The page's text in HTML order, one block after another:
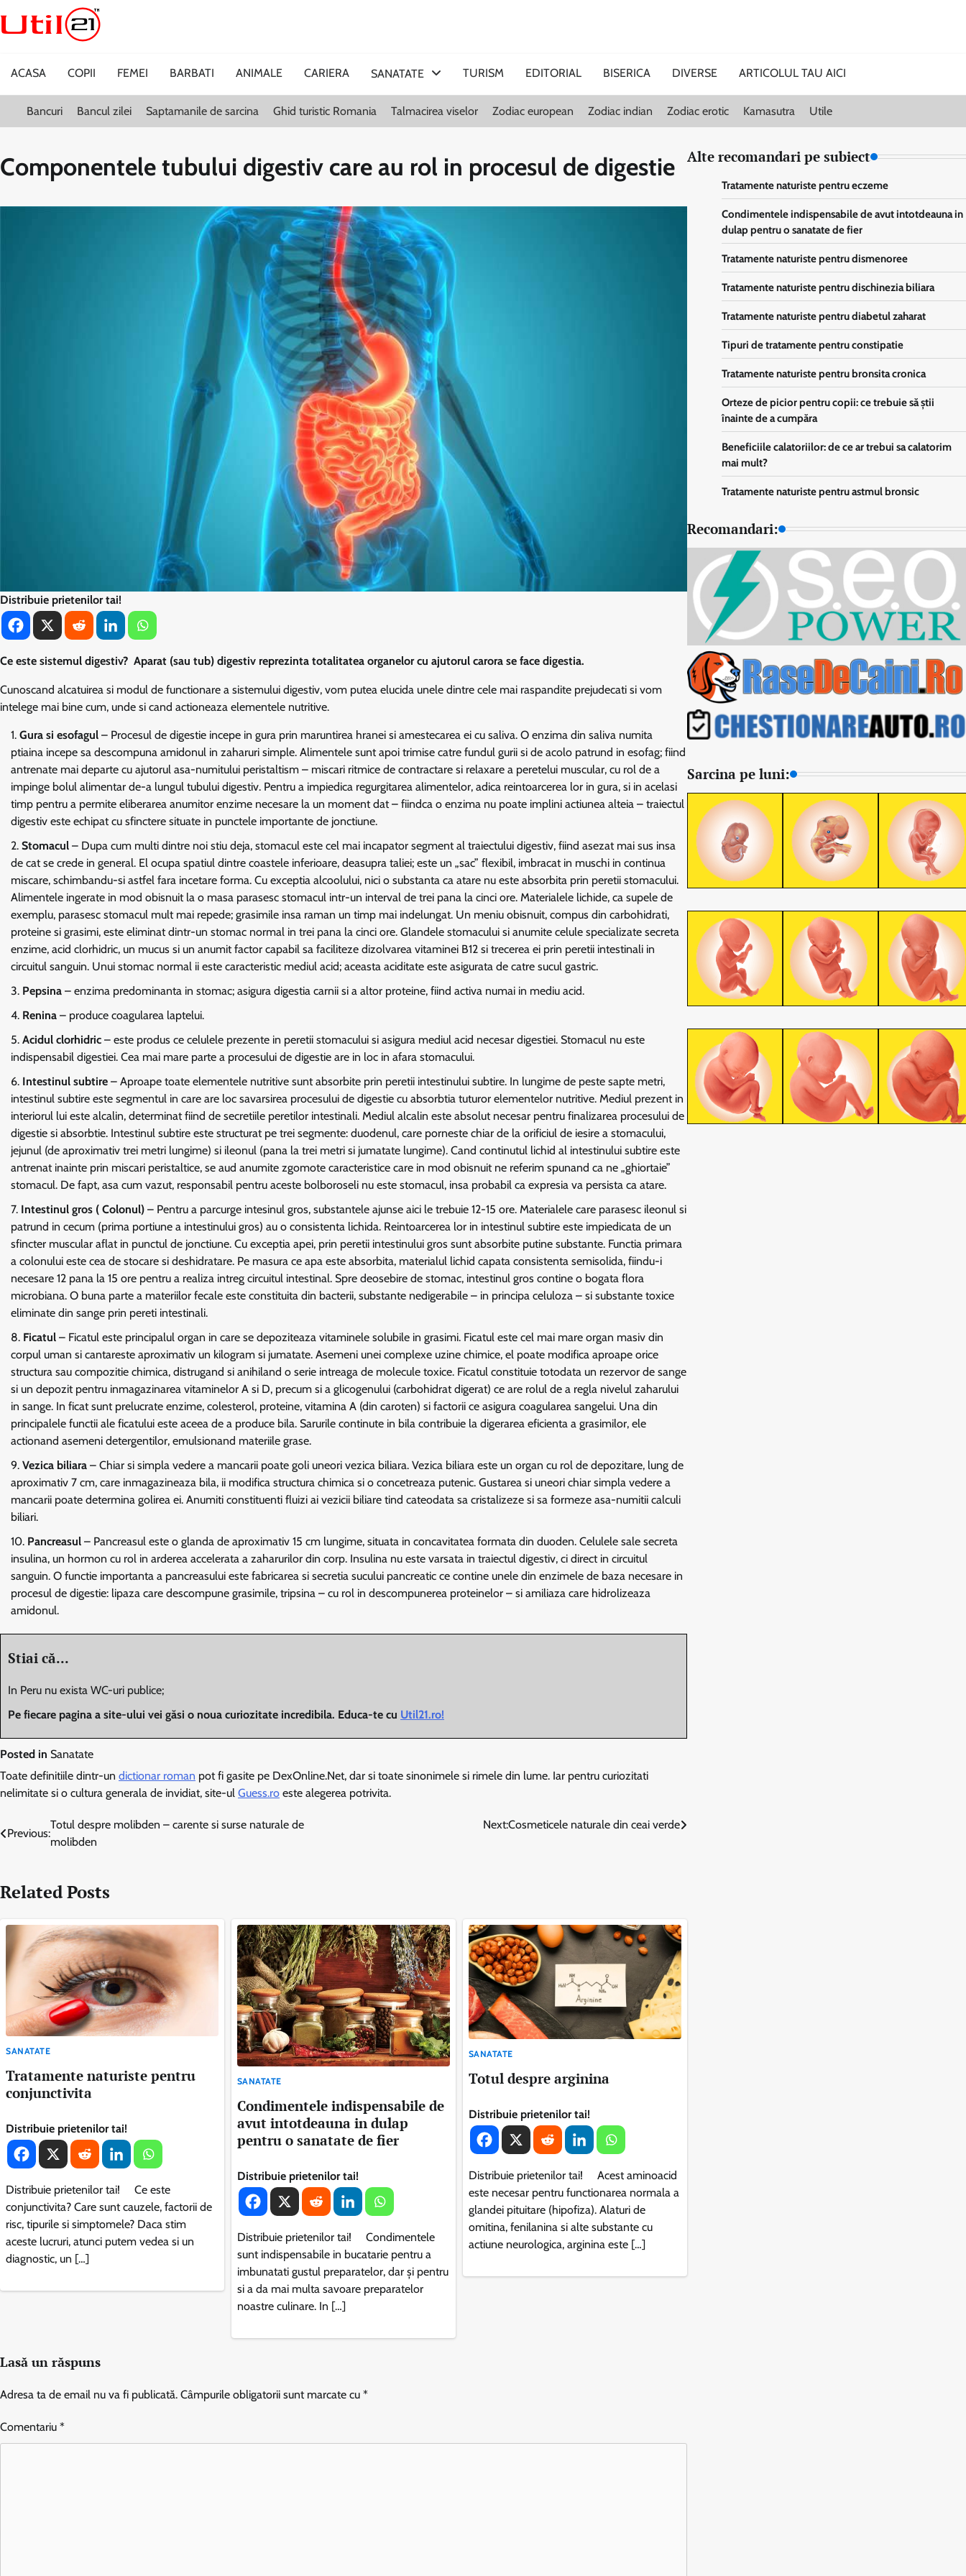
ACASA COPII FEMEI BARBATI ANIMALE CARIERA SANATATE TURISM EDITORIAL BISERICA DIVERSE ARTICOLUL TAU AICI
Bancuri Bancul zilei Saptamanile de sarcina Ghid turistic Romania Talmacirea viselor Zodiac european Zodiac indian Zodiac erotic Kamasutra Utile
Componentele tubului digestiv care au rol in procesul de digestie
Distribuie prietenilor tai!
Ce este sistemul digestiv? Aparat (sau tub) digestiv reprezinta totalitatea organelor cu ajutorul carora se face digestia.
Cunoscand alcatuirea si modul de functionare a sistemului digestiv, vom putea elucida unele dintre cele mai raspandite prejudecati si vom
intelege mai bine cum, unde si cand actioneaza elementele nutritive.
Gura si esofagul – Procesul de digestie incepe in gura prin maruntirea hranei si amestecarea ei cu saliva. O enzima din saliva numita
ptiaina incepe sa descompuna amidonul in zaharuri simple. Alimentele sunt apoi trimise catre fundul gurii si de acolo patrund in esofag; fiind
antrenate mai departe cu ajutorul asa-numitului peristaltism – miscari ritmice de contractare si relaxare a peretelui muscular, cu rol de a
impinge bolul alimentar de-a lungul tubului digestiv. Pentru a impiedica regurgitarea alimentelor, adica reintoarcerea lor in gura, si in acelasi
timp pentru a permite eliberarea anumitor enzime necesare la un moment dat – fiindca o enzima nu poate implini actiunea alteia – traiectul
digestiv este echipat cu sfinctere situate in punctele importante de jonctiune.
Stomacul – Dupa cum multi dintre noi stiu deja, stomacul este cel mai incapator segment al traiectului digestiv, fiind asezat mai sus insa
de cat se crede in general. El ocupa spatiul dintre coastele inferioare, deasupra taliei; este un „sac” flexibil, imbracat in muschi in continua
miscare, schimbandu-si astfel fara incetare forma. Cu exceptia alcoolului, nici o substanta ca atare nu este absorbita prin peretii stomacului.
Alimentele ingerate in mod obisnuit la o masa parasesc stomacul intr-un interval de trei pana la cinci ore. Materialele lichide, ca supele de
exemplu, parasesc stomacul mult mai repede; grasimile insa raman un timp mai indelungat. Un meniu obisnuit, compus din carbohidrati,
proteine si grasimi, este eliminat dintr-un stomac normal in trei pana la cinci ore. Glandele stomacului si anumite celule specializate secreta
enzime, acid clorhidric, un mucus si un anumit factor capabil sa faciliteze dizolvarea vitaminei B12 si trecerea ei prin peretii intestinali in
circuitul sanguin. Unui stomac normal ii este caracteristic mediul acid; aceasta aciditate este asigurata de catre sucul gastric.
Pepsina – enzima predominanta in stomac; asigura digestia carnii si a altor proteine, fiind activa numai in mediu acid.
Renina – produce coagularea laptelui.
Acidul clorhidric – este produs ce celulele prezente in peretii stomacului si asigura mediul acid necesar digestiei. Stomacul nu este
indispensabil digestiei. Cea mai mare parte a procesului de digestie are in loc in afara stomacului.
Intestinul subtire – Aproape toate elementele nutritive sunt absorbite prin peretii intestinului subtire. In lungime de peste sapte metri,
intestinul subtire este segmentul in care are loc savarsirea procesului de digestie cu absorbtia tuturor elementelor nutritive. Mediul prezent in
interiorul lui este alcalin, determinat fiind de secretiile peretilor intestinali. Mediul alcalin este absolut necesar pentru finalizarea procesului de
digestie si absorbtie. Intestinul subtire este structurat pe trei segmente: duodenul, care porneste chiar de la orificiul de iesire a stomacului,
jejunul (de aproximativ trei metri lungime) si ileonul (pana la trei metri si jumatate lungime). Cand continutul lichid al intestinului subtire este
antrenat inainte prin miscari peristaltice, se aud anumite zgomote caracteristice care in mod obisnuit ne referim spunand ca ne „ghiortaie”
stomacul. De fapt, asa cum vazut, responsabil pentru aceste bolboroseli nu este stomacul, insa probabil ca expresia va persista ca atare.
Intestinul gros ( Colonul) – Pentru a parcurge intesinul gros, substantele ajunse aici le trebuie 12-15 ore. Materialele care parasesc ileonul si
patrund in cecum (prima portiune a intestinului gros) au o consistenta lichida. Reintoarcerea lor in intestinul subtire este impiedicata de un
sfincter muscular aflat in punctul de jonctiune. Cu exceptia apei, prin peretii intestinului gros sunt absorbite putine substante. Functia primara
a colonului este cea de stocare si deshidratare. Pe masura ce apa este absorbita, materialul lichid capata consistenta semisolida, fiindu-i
necesare 12 pana la 15 ore pentru a realiza intreg circuitul intestinal. Spre deosebire de stomac, intestinul gros contine o bogata flora
microbiana. O buna parte a materiilor fecale este constituita din bacterii, substante nedigerabile – in principa celuloza – si substante toxice
eliminate din sange prin pereti intestinali.
Ficatul – Ficatul este principalul organ in care se depoziteaza vitaminele solubile in grasimi. Ficatul este cel mai mare organ masiv din
corpul uman si cantareste aproximativ un kilogram si jumatate. Asemeni unei complexe uzine chimice, el poate modifica aproape orice
structura sau compozitie chimica, distrugand si anihiland o serie intreaga de molecule toxice. Ficatul constituie totodata un rezervor de sange
si un depozit pentru inmagazinarea vitaminelor A si D, precum si a glicogenului (carbohidrat digerat) ce are rolul de a regla nivelul zaharului
in sange. In ficat sunt prelucrate enzime, colesterol, proteine, vitamina A (din caroten) si factorii ce asigura coagularea sangelui. Una din
principalele functii ale ficatului este aceea de a produce bila. Sarurile continute in bila contribuie la digerarea eficienta a grasimilor, ele
actionand asemeni detergentilor, emulsionand materiile grase.
Vezica biliara – Chiar si simpla vedere a mancarii poate goli uneori vezica biliara. Vezica biliara este un organ cu rol de depozitare, lung de
aproximativ 7 cm, care inmagazineaza bila, ii modifica structura chimica si o concetreaza putenic. Gustarea si uneori chiar simpla vedere a
mancarii poate determina golirea ei. Anumiti constituenti fluizi ai vezicii biliare tind cateodata sa cristalizeze si sa formeze asa-numitii calculi
biliari.
Pancreasul – Pancreasul este o glanda de aproximativ 15 cm lungime, situata in concavitatea formata din duoden. Celulele sale secreta
insulina, un hormon cu rol in arderea accelerata a zaharurilor din corp. Insulina nu este varsata in traiectul digestiv, ci direct in circuitul
sanguin. O functie importanta a pancreasului este fabricarea si secretia sucului pancreatic ce contine unele din enzimele de baza necesare in
procesul de digestie: lipaza care descompune grasimile, tripsina – cu rol in descompunerea proteinelor – si amiliaza care hidrolizeaza
amidonul.
Stiai că...
In Peru nu exista WC-uri publice;
Pe fiecare pagina a site-ului vei găsi o noua curiozitate incredibila. Educa-te cu Util21.ro!
Posted in Sanatate
Toate definitiile dintr-un dictionar roman pot fi gasite pe DexOnline.Net, dar si toate sinonimele si rimele din lume. Iar pentru curiozitati
nelimitate si o cultura generala de invidiat, site-ul Guess.ro este alegerea potrivita.
Navigare
articole
Previous:
Totul despre molibden – carente si surse naturale de
molibden
Next:Cosmeticele naturale din ceai verde
Related Posts
SANATATE
Tratamente naturiste pentru
conjunctivita
Distribuie prietenilor tai!
Distribuie prietenilor tai! Ce este
conjunctivita? Care sunt cauzele, factorii de
risc, tipurile si simptomele? Daca stim
aceste lucruri, atunci putem vedea si un
diagnostic, un […]
SANATATE
Condimentele indispensabile de
avut intotdeauna in dulap
pentru o sanatate de fier
Distribuie prietenilor tai!
Distribuie prietenilor tai! Condimentele
sunt indispensabile in bucatarie pentru a
imbunatati gustul preparatelor, dar și pentru
si a da mai multa savoare preparatelor
noastre culinare. In […]
SANATATE
Totul despre arginina
Distribuie prietenilor tai!
Distribuie prietenilor tai! Acest aminoacid
este necesar pentru functionarea normala a
glandei pituitare (hipofiza). Alaturi de
omitina, fenilanina si alte substante cu
actiune neurologica, arginina este […]
Lasă un răspuns
Adresa ta de email nu va fi publicată. Câmpurile obligatorii sunt marcate cu *
Comentariu *
Alte recomandari pe subiect
Tratamente naturiste pentru eczeme
Condimentele indispensabile de avut intotdeauna in
dulap pentru o sanatate de fier
Tratamente naturiste pentru dismenoree
Tratamente naturiste pentru dischinezia biliara
Tratamente naturiste pentru diabetul zaharat
Tipuri de tratamente pentru constipatie
Tratamente naturiste pentru bronsita cronica
Orteze de picior pentru copii: ce trebuie să ştii
înainte de a cumpăra
Beneficiile calatoriilor: de ce ar trebui sa calatorim
mai mult?
Tratamente naturiste pentru astmul bronsic
Recomandari:
Sarcina pe luni: